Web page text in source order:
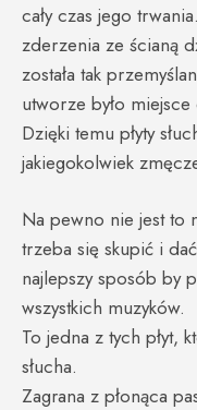
cały czas jego
zderzenia ze ścianą
została tak
utworze było
Dzięki temu płyty
jakiegokolwiek
Na pewno nie jest to
trzeba się skupić i
najlepszy sposób by
wszystkich muzyków.
To jedna z tych płyt,
słucha.
Zagrana z płonąca